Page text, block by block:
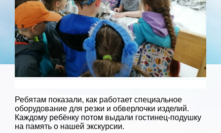
Ребятам показали, как работает специальное
оборудование для резки и обверлочки изделий.
Каждому ребёнку потом выдали гостинец-подушку
на память о нашей экскурсии.